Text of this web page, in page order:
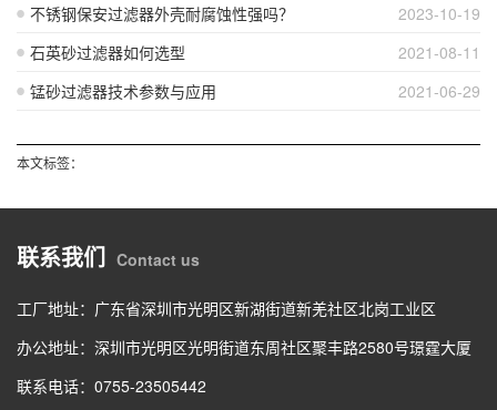
2023-10-19
不锈钢保安过滤器外壳耐腐蚀性强吗？
2021-08-11
石英砂过滤器如何选型
2021-06-29
锰砂过滤器技术参数与应用
本文标签：
联系我们 Contact us
工厂地址：广东省深圳市光明区新湖街道新羌社区北岗工业区
办公地址：深圳市光明区光明街道东周社区聚丰路2580号璟霆大厦
联系电话：0755-23505442